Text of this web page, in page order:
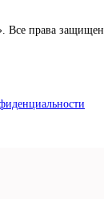
Все права